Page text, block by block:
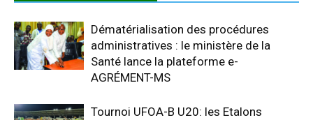
Dématérialisation des procédures
administratives : le ministère de la
Santé lance la plateforme e-
AGRÉMENT-MS
Tournoi UFOA-B U20: les Etalons